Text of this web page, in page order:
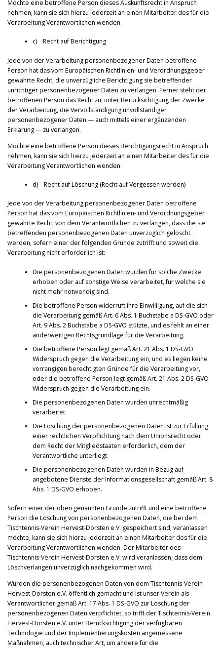
Möchte eine betroffene Person dieses Auskunftsrecht in Anspruch
nehmen, kann sie sich hierzu jederzeit an einen Mitarbeiter des für die
Verarbeitung Verantwortlichen wenden.
c) Recht auf Berichtigung
Jede von der Verarbeitung personenbezogener Daten betroffene
Person hat das vom Europäischen Richtlinien- und Verordnungsgeber
gewährte Recht, die unverzügliche Berichtigung sie betreffender
unrichtiger personenbezogener Daten zu verlangen. Ferner steht der
betroffenen Person das Recht zu, unter Berücksichtigung der Zwecke
der Verarbeitung, die Vervollständigung unvollständiger
personenbezogener Daten — auch mittels einer ergänzenden
Erklärung — zu verlangen.
Möchte eine betroffene Person dieses Berichtigungsrecht in Anspruch
nehmen, kann sie sich hierzu jederzeit an einen Mitarbeiter des für die
Verarbeitung Verantwortlichen wenden.
d) Recht auf Löschung (Recht auf Vergessen werden)
Jede von der Verarbeitung personenbezogener Daten betroffene
Person hat das vom Europäischen Richtlinien- und Verordnungsgeber
gewährte Recht, von dem Verantwortlichen zu verlangen, dass die sie
betreffenden personenbezogenen Daten unverzüglich gelöscht
werden, sofern einer der folgenden Gründe zutrifft und soweit die
Verarbeitung nicht erforderlich ist:
Die personenbezogenen Daten wurden für solche Zwecke
erhoben oder auf sonstige Weise verarbeitet, für welche sie
nicht mehr notwendig sind.
Die betroffene Person widerruft ihre Einwilligung, auf die sich
die Verarbeitung gemäß Art. 6 Abs. 1 Buchstabe a DS-GVO oder
Art. 9 Abs. 2 Buchstabe a DS-GVO stützte, und es fehlt an einer
anderweitigen Rechtsgrundlage für die Verarbeitung.
Die betroffene Person legt gemäß Art. 21 Abs. 1 DS-GVO
Widerspruch gegen die Verarbeitung ein, und es liegen keine
vorrangigen berechtigten Gründe für die Verarbeitung vor,
oder die betroffene Person legt gemäß Art. 21 Abs. 2 DS-GVO
Widerspruch gegen die Verarbeitung ein.
Die personenbezogenen Daten wurden unrechtmäßig
verarbeitet.
Die Löschung der personenbezogenen Daten ist zur Erfüllung
einer rechtlichen Verpflichtung nach dem Unionsrecht oder
dem Recht der Mitgliedstaaten erforderlich, dem der
Verantwortliche unterliegt.
Die personenbezogenen Daten wurden in Bezug auf
angebotene Dienste der Informationsgesellschaft gemäß Art. 8
Abs. 1 DS-GVO erhoben.
Sofern einer der oben genannten Gründe zutrifft und eine betroffene
Person die Löschung von personenbezogenen Daten, die bei dem
Tischtennis-Verein Hervest-Dorsten e.V. gespeichert sind, veranlassen
möchte, kann sie sich hierzu jederzeit an einen Mitarbeiter des für die
Verarbeitung Verantwortlichen wenden. Der Mitarbeiter des
Tischtennis-Verein Hervest-Dorsten e.V. wird veranlassen, dass dem
Löschverlangen unverzüglich nachgekommen wird.
Wurden die personenbezogenen Daten von dem Tischtennis-Verein
Hervest-Dorsten e.V. öffentlich gemacht und ist unser Verein als
Verantwortlicher gemäß Art. 17 Abs. 1 DS-GVO zur Löschung der
personenbezogenen Daten verpflichtet, so trifft der Tischtennis-Verein
Hervest-Dorsten e.V. unter Berücksichtigung der verfügbaren
Technologie und der Implementierungskosten angemessene
Maßnahmen, auch technischer Art, um andere für die